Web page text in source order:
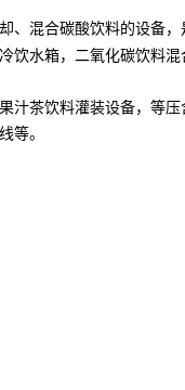
、混合碳酸饮料的设备
水箱，二氧化碳饮料混
汁茶饮料灌装设备，等
等。